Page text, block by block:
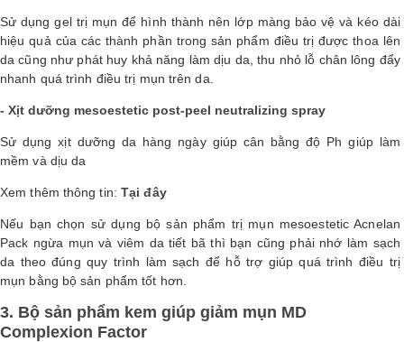
Sử dụng gel trị mụn để hình thành nên lớp màng bảo vệ và kéo dài
hiệu quả của các thành phần trong sản phẩm điều trị được thoa lên
da cũng như phát huy khả năng làm dịu da, thu nhỏ lỗ chân lông đẩy
nhanh quá trình điều trị mụn trên da.
- Xịt dưỡng mesoestetic post-peel neutralizing spray
Sử dụng xịt dưỡng da hàng ngày giúp cân bằng độ Ph giúp làm
mềm và dịu da
Xem thêm thông tin: Tại đây
Nếu bạn chọn sử dụng bộ sản phẩm trị mụn mesoestetic Acnelan
Pack ngừa mụn và viêm da tiết bã thì bạn cũng phải nhớ làm sạch
da theo đúng quy trình làm sạch để hỗ trợ giúp quá trình điều trị
mụn bằng bộ sản phẩm tốt hơn.
3. Bộ sản phẩm kem giúp giảm mụn MD
Complexion Factor